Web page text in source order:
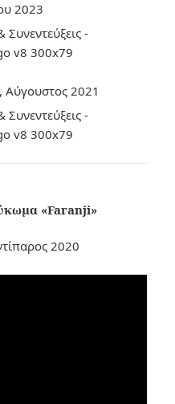
2023
Αύγουστος 2021
«Faranji»
2020